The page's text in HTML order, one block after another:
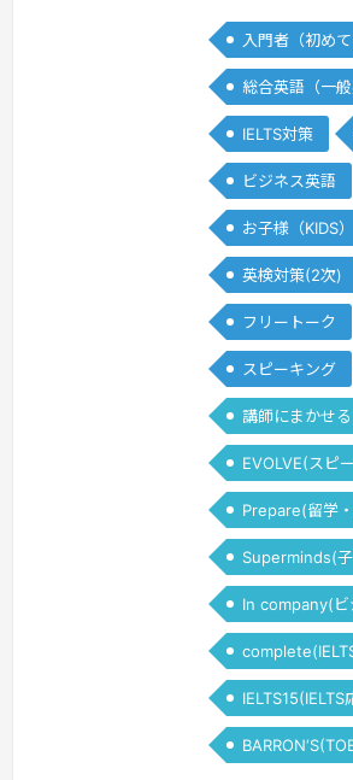
Benguet of
Luzon,Philippines.
the …続きを見る »
入門者（初めて
総合英語（一般
IELTS対策
ビジネス英語
お子様（KIDS）
英検対策(2次)
フリートーク
スピーキング
講師にまかせる
EVOLVE(スピ
Prepare(留学
Superminds(
In company(ビ
IELTS15(IELTS